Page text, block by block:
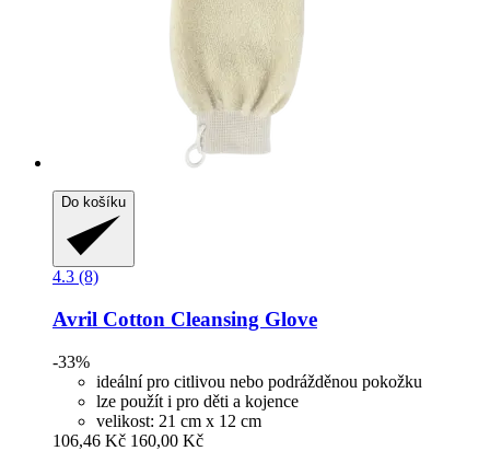
Do košíku
4.3 (8)
Avril Cotton Cleansing Glove
-33%
ideální pro citlivou nebo podrážděnou pokožku
lze použít i pro děti a kojence
velikost: 21 cm x 12 cm
106,46 Kč 160,00 Kč